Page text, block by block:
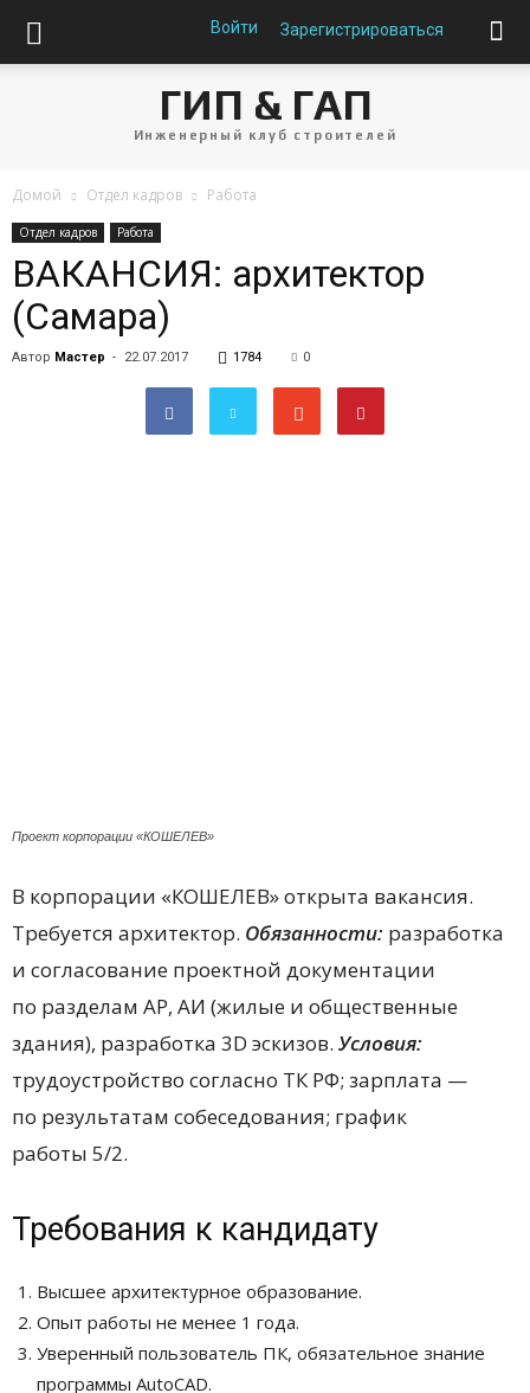
Войти Зарегистрироваться
ГИП & ГАП
Инженерный клуб строителей
Домой Отдел кадров Работа
Отдел кадров Работа
ВАКАНСИЯ: архитектор
(Самара)
Автор Мастер - 22.07.2017 1784 0
Проект корпорации «КОШЕЛЕВ»
В корпорации «КОШЕЛЕВ» открыта вакансия.
Требуется архитектор. Обязанности: разработка
и согласование проектной документации
по разделам АР, АИ (жилые и общественные
здания), разработка 3D эскизов. Условия:
трудоустройство согласно ТК РФ; зарплата —
по результатам собеседования; график
работы 5/2.
Требования к кандидату
Высшее архитектурное образование.
Опыт работы не менее 1 года.
Уверенный пользователь ПК, обязательное знание
программы AutoCAD.